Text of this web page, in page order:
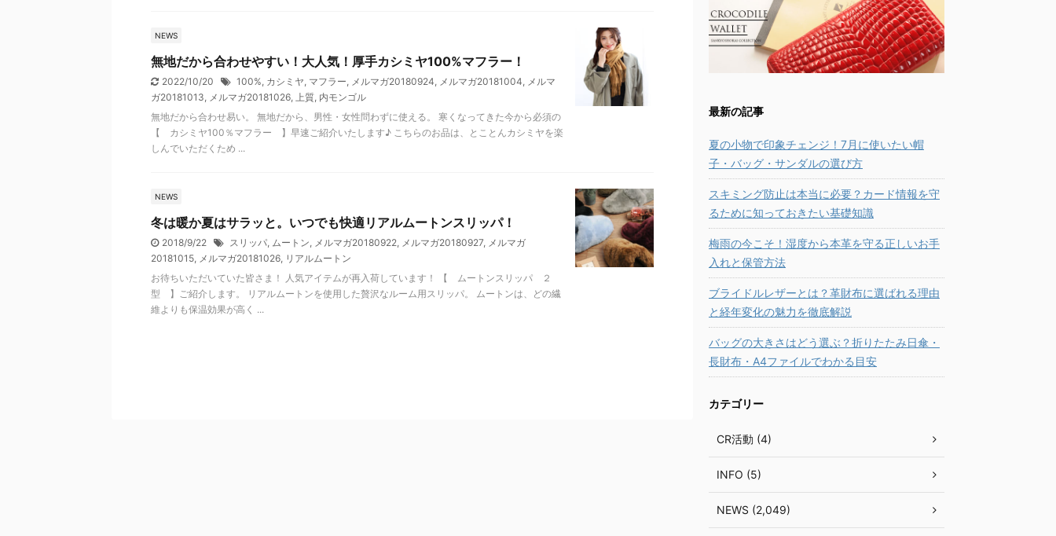
NEWS
無地だから合わせやすい！大人気！厚手カシミヤ100%マフラー！
2022/10/20 100%, カシミヤ, マフラー, メルマガ20180924, メルマガ20181004, メルマ
ガ20181013, メルマガ20181026, 上質, 内モンゴル
無地だから合わせ易い。 無地だから、男性・女性問わずに使える。 寒くなってきた今から必須の
【 カシミヤ100％マフラー 】早速ご紹介いたします♪ こちらのお品は、とことんカシミヤを楽
しんでいただくため ...
NEWS
冬は暖か夏はサラッと。いつでも快適リアルムートンスリッパ！
2018/9/22 スリッパ, ムートン, メルマガ20180922, メルマガ20180927, メルマガ
20181015, メルマガ20181026, リアルムートン
お待ちいただいていた皆さま！ 人気アイテムが再入荷しています！ 【 ムートンスリッパ ２
型 】ご紹介します。 リアルムートンを使用した贅沢なルーム用スリッパ。 ムートンは、どの繊
維よりも保温効果が高く ...
最新の記事
夏の小物で印象チェンジ！7月に使いたい帽
子・バッグ・サンダルの選び方
スキミング防止は本当に必要？カード情報を守
るために知っておきたい基礎知識
梅雨の今こそ！湿度から本革を守る正しいお手
入れと保管方法
ブライドルレザーとは？革財布に選ばれる理由
と経年変化の魅力を徹底解説
バッグの大きさはどう選ぶ？折りたたみ日傘・
長財布・A4ファイルでわかる目安
カテゴリー
CR活動 (4)
INFO (5)
NEWS (2,049)